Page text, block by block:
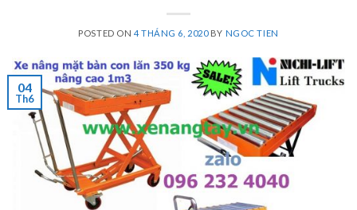
POSTED ON 4 THÁNG 6, 2020BY NGOC TIEN
04
Th6